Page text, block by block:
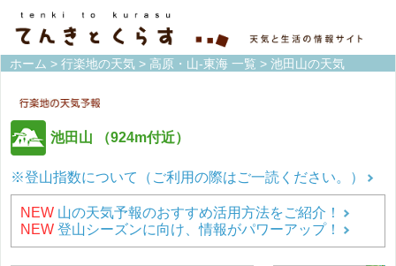
ホーム > 行楽地の天気 > 高原・山-東海 一覧 > 池田山の天気
池田山 （924m付近）
※登山指数について（ご利用の際はご一読ください。）
NEW 山の天気予報のおすすめ活用方法をご紹介！
NEW 登山シーズンに向け、情報がパワーアップ！